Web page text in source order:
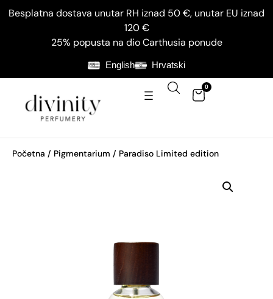
Besplatna dostava unutar RH iznad 50 €, unutar EU iznad
120 €
25% popusta na dio Carthusia ponude
English Hrvatski
0
Početna / Pigmentarium / Paradiso Limited edition